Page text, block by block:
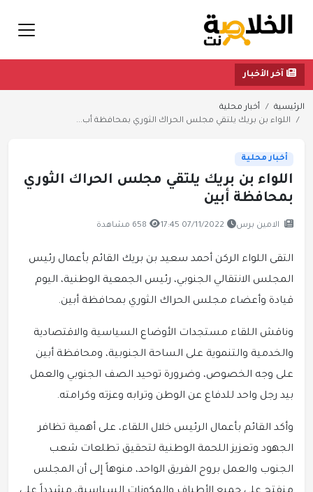
آخر الأخبار
الرئيسية
أخبار محلية
اللواء بن بريك يلتقي مجلس الحراك الثوري بمحافظة أب...
أخبار محلية
اللواء بن بريك يلتقي مجلس الحراك الثوري
بمحافظة أبين
الامين برس 07/11/2022 17:45 658 مشاهدة
التقى اللواء الركن أحمد سعيد بن بريك القائم بأعمال رئيس
المجلس الانتقالي الجنوبي، رئيس الجمعية الوطنية، اليوم
قيادة وأعضاء مجلس الحراك الثوري بمحافظة أبين.
وناقش اللقاء مستجدات الأوضاع السياسية والاقتصادية
والخدمية والتنموية على الساحة الجنوبية، ومحافظة أبين
على وجه الخصوص، وضرورة توحيد الصف الجنوبي والعمل
بيد رجل واحد للدفاع عن الوطن وترابه وعزته وكرامته.
وأكد القائم بأعمال الرئيس خلال اللقاء، على أهمية تظافر
الجهود وتعزيز اللحمة الوطنية لتحقيق تطلعات شعب
الجنوب والعمل بروح الفريق الواحد، منوهاً إلى أن المجلس